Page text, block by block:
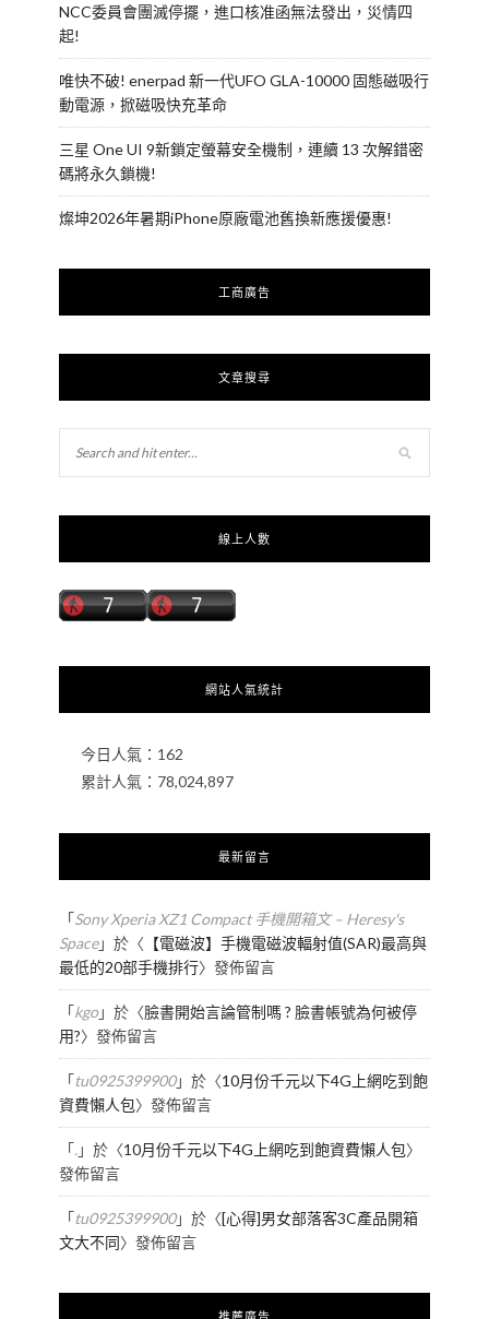
NCC委員會團滅停擺，進口核准函無法發出，災情四
起!
唯快不破! enerpad 新一代UFO GLA-10000 固態磁吸行
動電源，掀磁吸快充革命
三星 One UI 9新鎖定螢幕安全機制，連續 13 次解錯密
碼將永久鎖機!
燦坤2026年暑期iPhone原廠電池舊換新應援優惠!
工商廣告
文章搜尋
線上人數
網站人氣統計
今日人氣： 162
累計人氣： 78,024,897
最新留言
「Sony Xperia XZ1 Compact 手機開箱文 – Heresy's
Space」於〈 【電磁波】手機電磁波輻射值(SAR)最高與
最低的20部手機排行〉發佈留言
「kgo」於〈臉書開始言論管制嗎 ? 臉書帳號為何被停
用?〉發佈留言
「tu0925399900」於〈10月份千元以下4G上網吃到飽
資費懶人包〉發佈留言
「.」於〈10月份千元以下4G上網吃到飽資費懶人包〉
發佈留言
「tu0925399900」於〈[心得]男女部落客3C產品開箱
文大不同〉發佈留言